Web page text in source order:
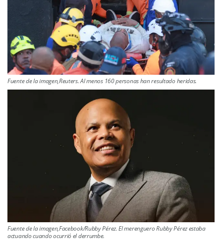
Fuente de la imagen,Reuters. Al menos 160 personas han resultado heridas.
Fuente de la imagen,Facebook/Rubby Pérez. El merenguero Rubby Pérez estaba
actuando cuando ocurrió el derrumbe.